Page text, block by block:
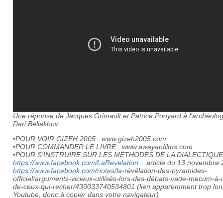
Une réponse de Jacques Grimault et Patrice Pooyard à
Dari Beliakhov.
•POUR VOIR GIZEH 2005 : www.gizeh2005.com
•POUR COMMANDER LE LIVRE : www.awayanfilms.com
•POUR S'INSTRUIRE SUR LES MÉTHODES DE LA
https://www.facebook.com/LaRevelation...
article du 13 novembre
https://www.facebook.com/notes/la-révélation-des-pyramides-
officiel/argumen­ts-vicieux-utilisés-lors-des-débats-vade­-mecum-à-
de-ceux-qui-recher/430033­740534801 (lien apparemment trop
Youtube, donc à copier dans votre navigateur)